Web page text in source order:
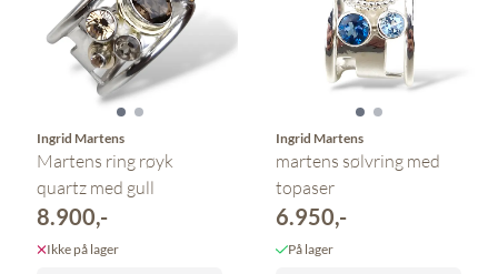
Ingrid Martens
Martens ring røyk
quartz med gull
8.900,-
Ikke på lager
Ingrid Martens
martens sølvring med
topaser
6.950,-
På lager